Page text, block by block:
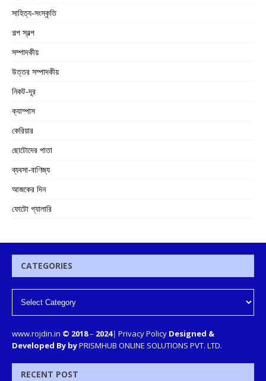
সাহিত্য-সংস্কৃতি
গল্প স্বল্প
সম্পাদকীয়
উত্তর সম্পাদকীয়
নিকট-দূর
ক্যাম্পাস
কেরিয়ার
ছোটোদের পাতা
ব্যবসা-বাণিজ্য
আজকের দিন
ফোটো গ্যালারি
CATEGORIES
www.rojdin.in © 2018– 2024| Privacy Policy Designed &
Developed By byPRISMHUB ONLINE SOLUTIONS PVT. LTD.
RECENT POST